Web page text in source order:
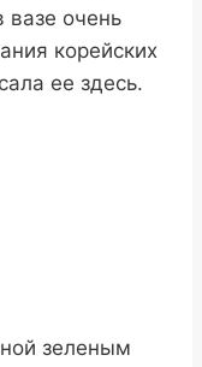
вазе очень
корейских
ее здесь.
зеленым